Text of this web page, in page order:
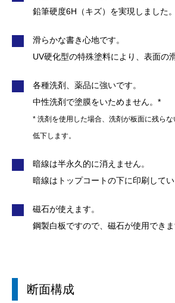
鉛筆硬度6H（キズ）を実現しました。
滑らかな書き心地です。
UV硬化型の特殊塗料により、表面の
各種洗剤、薬品に強いです。
中性洗剤で塗膜をいためません。*
* 洗剤を使用した場合、洗剤が板面に残ら
低下します。
暗線は半永久的に消えません。
暗線はトップコートの下に印刷してい
磁石が使えます。
鋼製白板ですので、磁石が使用できま
断面構成